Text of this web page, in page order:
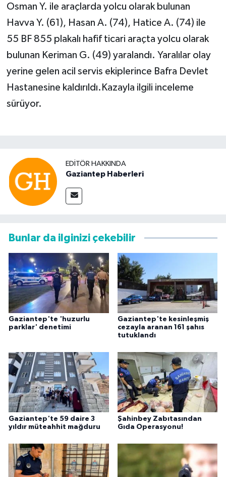
Osman Y. ile araçlarda yolcu olarak bulunan
Havva Y. (61), Hasan A. (74), Hatice A. (74) ile
55 BF 855 plakalı hafif ticari araçta yolcu olarak
bulunan Keriman G. (49) yaralandı. Yaralılar olay
yerine gelen acil servis ekiplerince Bafra Devlet
Hastanesine kaldırıldı.Kazayla ilgili inceleme
sürüyor.
EDITÖR HAKKINDA
Gaziantep Haberleri
Bunlar da ilginizi çekebilir
Gaziantep'te 'huzurlu
parklar' denetimi
Gaziantep'te kesinleşmiş
cezayla aranan 161 şahıs
tutuklandı
Gaziantep'te 59 daire 3
yıldır müteahhit mağduru
Şahinbey Zabıtasından
Gıda Operasyonu!